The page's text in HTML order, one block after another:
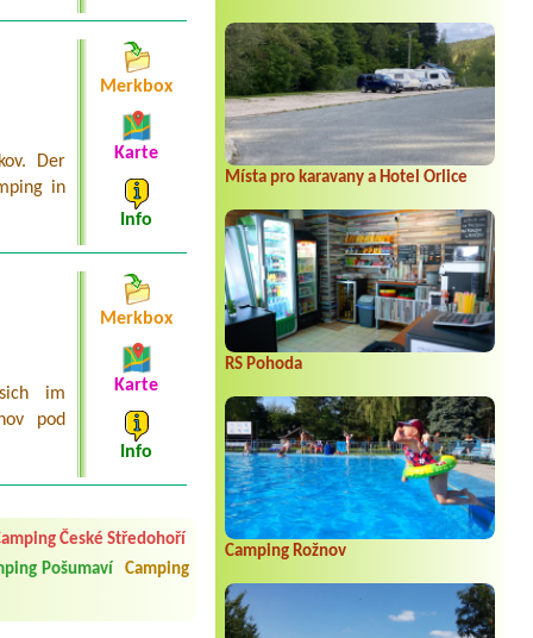
Místa pro karavany a Hotel Orlice
RS Pohoda
Camping Rožnov
Der
in
Merkbox
Karte
Info
im
pod
Merkbox
Karte
Info
České Středohoří
Pošumaví
Camping
čisto, doplněný papír i
občerstvení. Co nás ale
krásné čisté,koupání
personál se choval